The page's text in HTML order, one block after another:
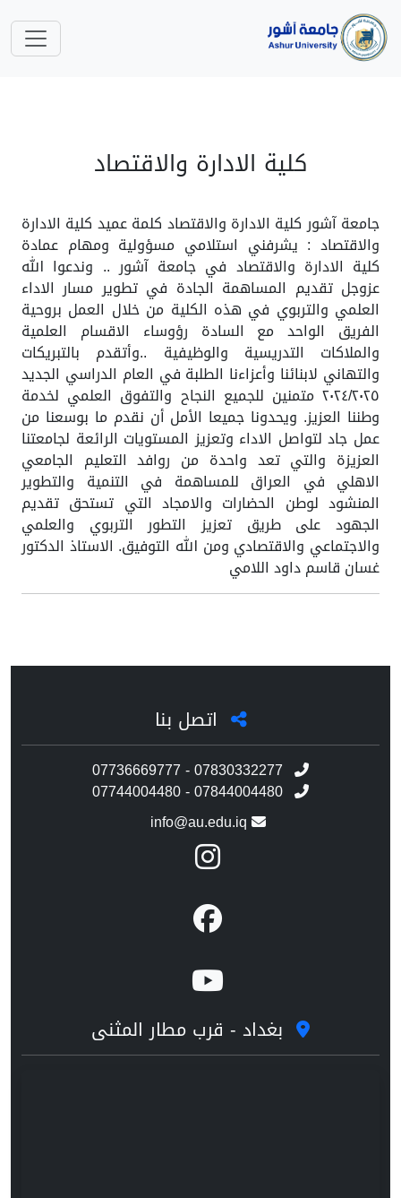
كلية الادارة والاقتصاد
جامعة آشور كلية الادارة والاقتصاد كلمة عميد كلية الادارة
والاقتصاد : يشرفني استلامي مسؤولية ومهام عمادة
كلية الادارة والاقتصاد في جامعة آشور .. وندعوا الله
عزوجل تقديم المساهمة الجادة في تطوير مسار الاداء
العلمي والتربوي في هذه الكلية من خلال العمل بروحية
الفريق الواحد مع السادة رؤوساء الاقسام العلمية
والملاكات التدريسية والوظيفية ..وأتقدم بالتبريكات
والتهاني لابنائنا وأعزاءنا الطلبة في العام الدراسي الجديد
٢٠٢٤/٢٠٢٥ متمنين للجميع النجاح والتفوق العلمي لخدمة
وطننا العزيز. ويحدونا جميعا الأمل أن نقدم ما بوسعنا من
عمل جاد لتواصل الاداء وتعزيز المستويات الرائعة لجامعتنا
العزيزة والتي تعد واحدة من روافد التعليم الجامعي
الاهلي في العراق للمساهمة في التنمية والتطوير
المنشود لوطن الحضارات والامجاد التي تستحق تقديم
الجهود على طريق تعزيز التطور التربوي والعلمي
والاجتماعي والاقتصادي ومن الله التوفيق. الاستاذ الدكتور
غسان قاسم داود اللامي
اتصل بنا
07736669777 - 07830332277
07744004480 - 07844004480
info@au.edu.iq
بغداد - قرب مطار المثنى